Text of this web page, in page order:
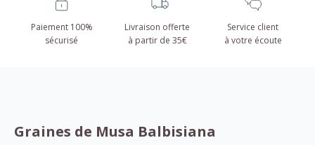
Paiement 100%
sécurisé
Livraison offerte
à partir de 35€
Service client
à votre écoute
Graines de Musa Balbisiana